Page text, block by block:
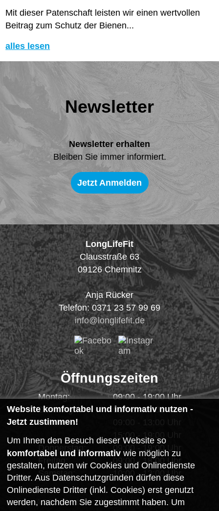
Mit dieser Patenschaft leisten wir einen wertvollen
Beitrag zum Schutz der Bienen...
alles lesen
Newsletter
Newsletter erhalten
Bleiben Sie immer informiert.
Jetzt Anmelden
LongLifeFit
Clausstraße 63
09126 Chemnitz
Anja Rücker
Telefon:0371 23 57 99 69
info@longlifefit.de
Öffnungszeiten
Montag:
09:00 - 19:00 Uhr
Dienstag:
09:00 - 19:00 Uhr
Mittwoch:
15:00 - 19:00 Uhr
Donnerstag:
09:00 - 19:00 Uhr
Freitag:
09:00 - 18:00 Uhr
Samstag:
10:00 - 13:00 Uhr
AGB Partner Kontakt Impressum
Website komfortabel und informativ nutzen -
Jetzt zustimmen!
Um Ihnen den Besuch dieser Website so
komfortabel und informativwie möglich zu
gestalten, nutzen wir Cookies und Onlinedienste
Dritter. Aus Datenschutzgründen dürfen diese
Onlinedienste Dritter (inkl. Cookies) erst genutzt
werden, nachdem Sie zugestimmt haben. Um